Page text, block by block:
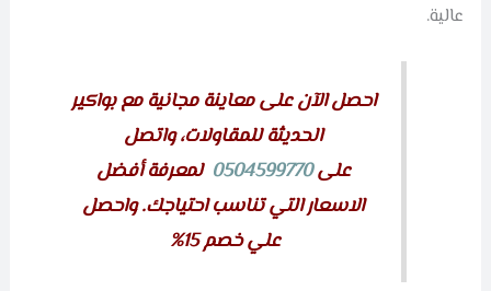
عالية.
احصل الآن على معاينة مجانية مع بواكير
الحديثة للمقاولات، واتصل
على0504599770 لمعرفة أفضل
الاسعار التي تناسب احتياجك. واحصل
علي خصم 15%